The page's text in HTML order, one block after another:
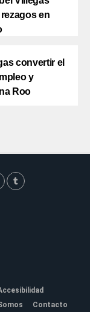
en
convertir el
y
Roo
Contacto